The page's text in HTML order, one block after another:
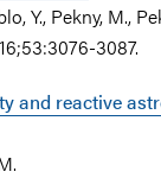
Y., Pekny, M.,
3087.
and reactive